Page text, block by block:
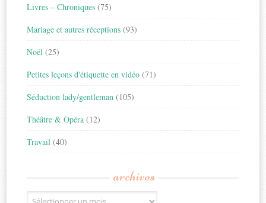
Livres – Chroniques (75)
Mariage et autres réceptions (93)
Noël (25)
Petites leçons d'étiquette en vidéo (71)
Séduction lady/gentleman (105)
Théâtre & Opéra (12)
Travail (40)
archives
Archives